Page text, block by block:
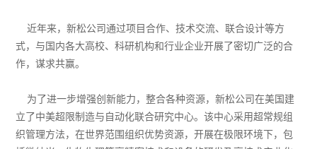
近年来，新松公司通过项目合作、技术交流、联合设计等方
式，与国内各大高校、科研机构和行业企业开展了密切广泛的合
作，谋求共赢。
为了进一步增强创新能力，整合各种资源，新松公司在美国建
立了中美超限制造与自动化联合研究中心。该中心采用超常规组
织管理方法，在世界范围组织优势资源，开展在极限环境下，包